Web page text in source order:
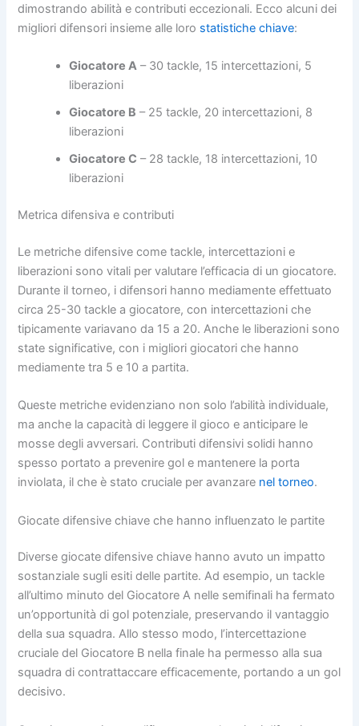
dimostrando abilità e contributi eccezionali. Ecco alcuni dei
migliori difensori insieme alle loro statistiche chiave:
Giocatore A – 30 tackle, 15 intercettazioni, 5
liberazioni
Giocatore B – 25 tackle, 20 intercettazioni, 8
liberazioni
Giocatore C – 28 tackle, 18 intercettazioni, 10
liberazioni
Metrica difensiva e contributi
Le metriche difensive come tackle, intercettazioni e
liberazioni sono vitali per valutare l’efficacia di un giocatore.
Durante il torneo, i difensori hanno mediamente effettuato
circa 25-30 tackle a giocatore, con intercettazioni che
tipicamente variavano da 15 a 20. Anche le liberazioni sono
state significative, con i migliori giocatori che hanno
mediamente tra 5 e 10 a partita.
Queste metriche evidenziano non solo l’abilità individuale,
ma anche la capacità di leggere il gioco e anticipare le
mosse degli avversari. Contributi difensivi solidi hanno
spesso portato a prevenire gol e mantenere la porta
inviolata, il che è stato cruciale per avanzare nel torneo.
Giocate difensive chiave che hanno influenzato le partite
Diverse giocate difensive chiave hanno avuto un impatto
sostanziale sugli esiti delle partite. Ad esempio, un tackle
all’ultimo minuto del Giocatore A nelle semifinali ha fermato
un’opportunità di gol potenziale, preservando il vantaggio
della sua squadra. Allo stesso modo, l’intercettazione
cruciale del Giocatore B nella finale ha permesso alla sua
squadra di contrattaccare efficacemente, portando a un gol
decisivo.